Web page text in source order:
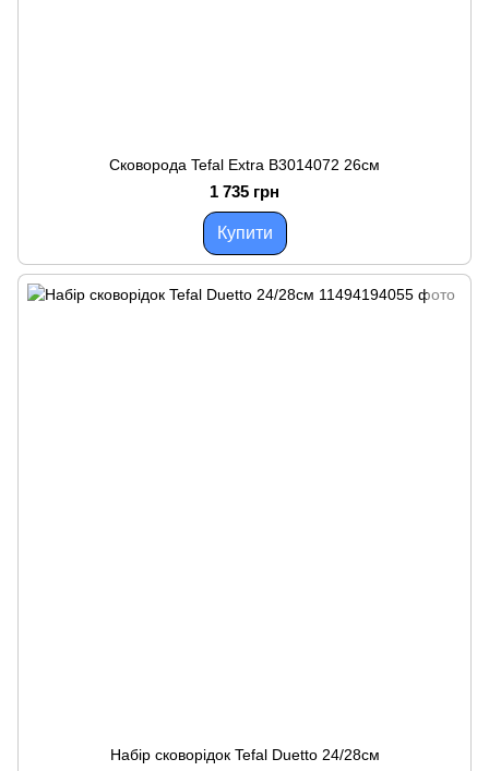
Сковорода Tefal Extra B3014072 26см
1 735 грн
Купити
Набір сковорідок Tefal Duetto 24/28см